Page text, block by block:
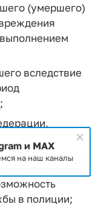
(умершего)
вследствие
служебных
в полиции;
и MAX
на наш каналы